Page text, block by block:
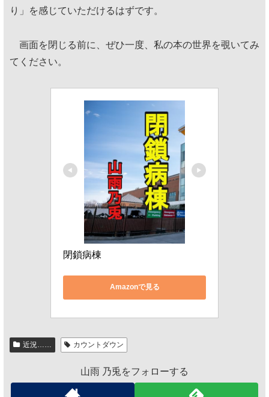
り」を感じていただけるはずです。
画面を閉じる前に、ぜひ一度、私の本の世界を覗いてみ
てください。
閉鎖病棟
Amazonで見る
近況…… カウントダウン
山雨 乃兎をフォローする